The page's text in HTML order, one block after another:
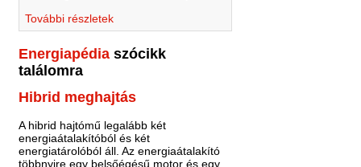
További részletek
Energiapédiaszócikk
találomra
Hibrid meghajtás
A hibrid hajtómű legalább két
energiaátalakítóból és két
energiatárolóból áll. Az energiaátalakító
többnyire egy belsőégésű motor és egy